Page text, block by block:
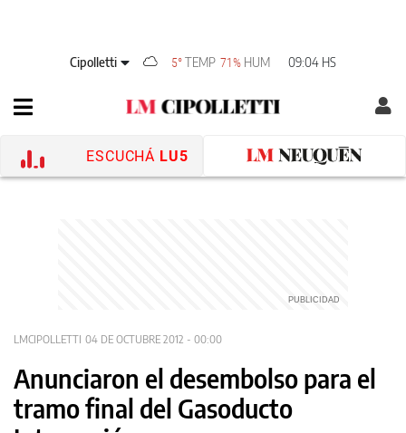
Cipolletti 5°TEMP 71% HUM 09:04 HS
ESCUCHÁ LU5
LMCIPOLLETTI 04 DE OCTUBRE 2012 - 00:00
Anunciaron el desembolso para el
tramo final del Gasoducto